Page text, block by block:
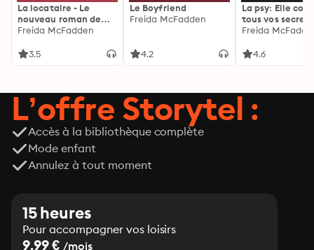
La locataire - Le
nouveau roman de
l'autrice de La femme
Freida McFadden
3.5
Le Boyfriend
Freida McFadden
4.2
La psy: Elle
tous vos
découvrez les
Freida
4.6
L’offre Storytel :
Accès à la bibliothèque complète
Mode enfant
Annulez à tout moment
15 heures
Pour accompagner vos loisirs
9.99 € /mois